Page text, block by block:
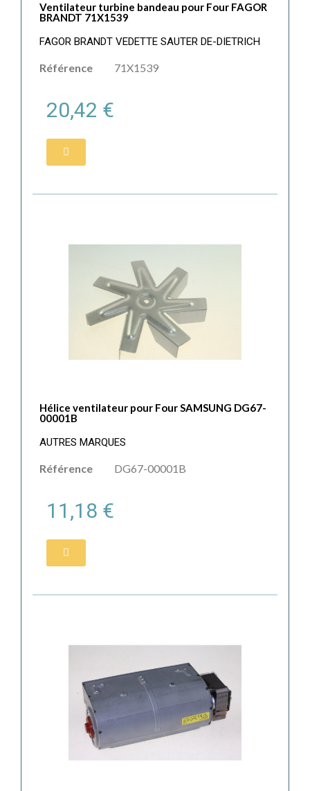
Ventilateur turbine bandeau pour Four FAGOR
BRANDT 71X1539
FAGOR BRANDT VEDETTE SAUTER DE-DIETRICH
Référence 71X1539
20,42 €
Hélice ventilateur pour Four SAMSUNG DG67-
00001B
AUTRES MARQUES
Référence DG67-00001B
11,18 €